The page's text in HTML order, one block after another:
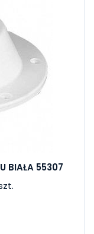
BIAŁA 55307